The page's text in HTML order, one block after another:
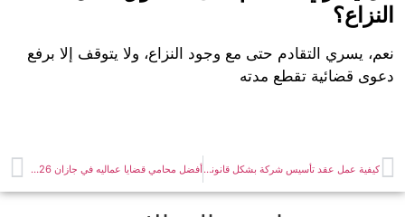
يسري التقادم حتى مع وجود النزاع، ولا يتوقف إلا برفع
قضائية تقطع مدته
كيفية عمل عقد تأسيس شركة بشكل قانوني يضمن النجاح والاستقرار أفضل محامي قضايا عماليه في جازان 2026 | لحماية حقوق العمال وأصحاب الأعمال